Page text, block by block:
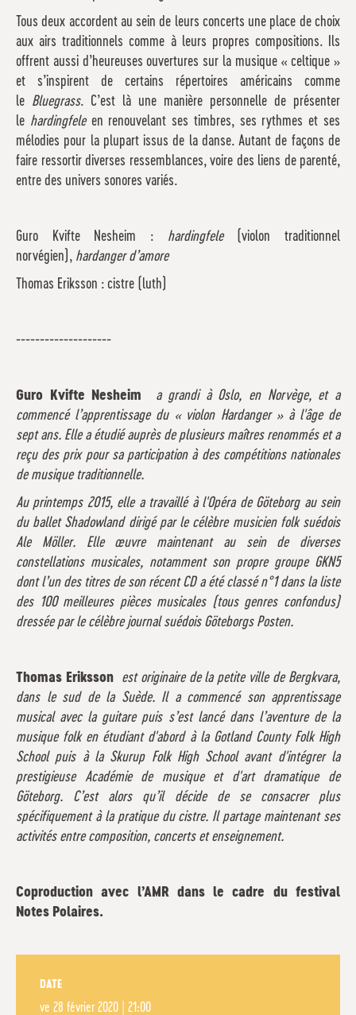
Tous deux accordent au sein de leurs concerts une place de choix
aux airs traditionnels comme à leurs propres compositions. Ils
offrent aussi d’heureuses ouvertures sur la musique « celtique »
et s’inspirent de certains répertoires américains comme
le Bluegrass. C’est là une manière personnelle de présenter
le hardingfele en renouvelant ses timbres, ses rythmes et ses
mélodies pour la plupart issus de la danse. Autant de façons de
faire ressortir diverses ressemblances, voire des liens de parenté,
entre des univers sonores variés.
Guro Kvifte Nesheim : hardingfele
(violon traditionnel
norvégien), hardanger d’amore
Thomas Eriksson : cistre (luth)
--------------------
Guro Kvifte Nesheim
a grandi à Oslo, en Norvège, et a
commencé l’apprentissage du « violon Hardanger » à l'âge de
sept ans. Elle a étudié auprès de plusieurs maîtres renommés et a
reçu des prix pour sa participation à des compétitions nationales
de musique traditionnelle.
Au printemps 2015, elle a travaillé à l'Opéra de Göteborg au sein
du ballet Shadowland dirigé par le célèbre musicien folk suédois
Ale Möller. Elle œuvre maintenant au sein de diverses
constellations musicales, notamment son propre groupe GKN5
dont l’un des titres de son récent CD a été classé n°1 dans la liste
des 100 meilleures pièces musicales (tous genres confondus)
dressée par le célèbre journal suédois Göteborgs Posten.
Thomas Eriksson
est originaire de la petite ville de Bergkvara,
dans le sud de la Suède. Il a commencé son apprentissage
musical avec la guitare puis s’est lancé dans l’aventure de la
musique folk en étudiant d'abord à la Gotland County Folk High
School puis à la Skurup Folk High School avant d'intégrer la
prestigieuse Académie de musique et d'art dramatique de
Göteborg. C’est alors qu’il décide de se consacrer plus
spécifiquement à la pratique du cistre. Il partage maintenant ses
activités entre composition, concerts et enseignement.
Coproduction avec l’AMR dans le cadre du festival
Notes Polaires.
DATE
ve 28 février 2020 | 21:00